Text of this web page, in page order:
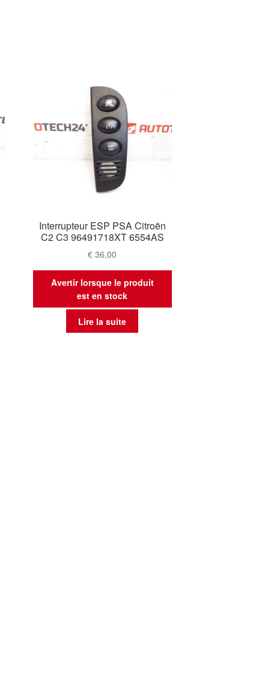
Interrupteur ESP PSA Citroën
C2 C3 96491718XT 6554AS
€ 36,00
Avertir lorsque le produit
est en stock
Lire la suite